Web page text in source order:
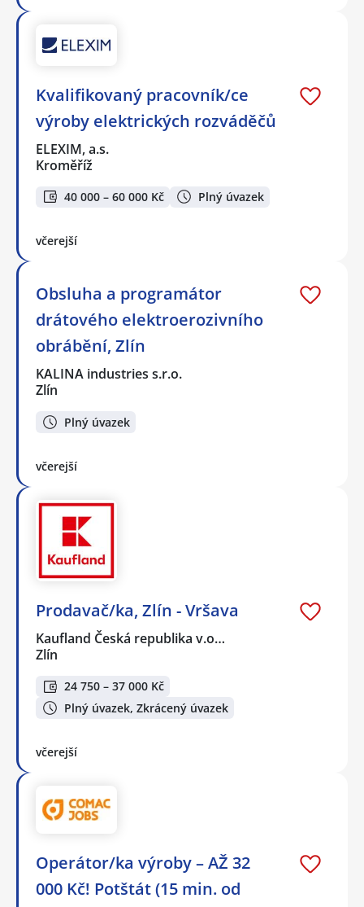
Kvalifikovaný pracovník/ce
výroby elektrických rozváděčů
ELEXIM, a.s.
Kroměříž
40 000 – 60 000 Kč Plný úvazek
včerejší
Obsluha a programátor
drátového elektroerozivního
obrábění, Zlín
KALINA industries s.r.o.
Zlín
Plný úvazek
včerejší
Prodavač/ka, Zlín - Vršava
Kaufland Česká republika v.o…
Zlín
24 750 – 37 000 Kč
Plný úvazek, Zkrácený úvazek
včerejší
Operátor/ka výroby – AŽ 32
000 Kč! Potštát (15 min. od